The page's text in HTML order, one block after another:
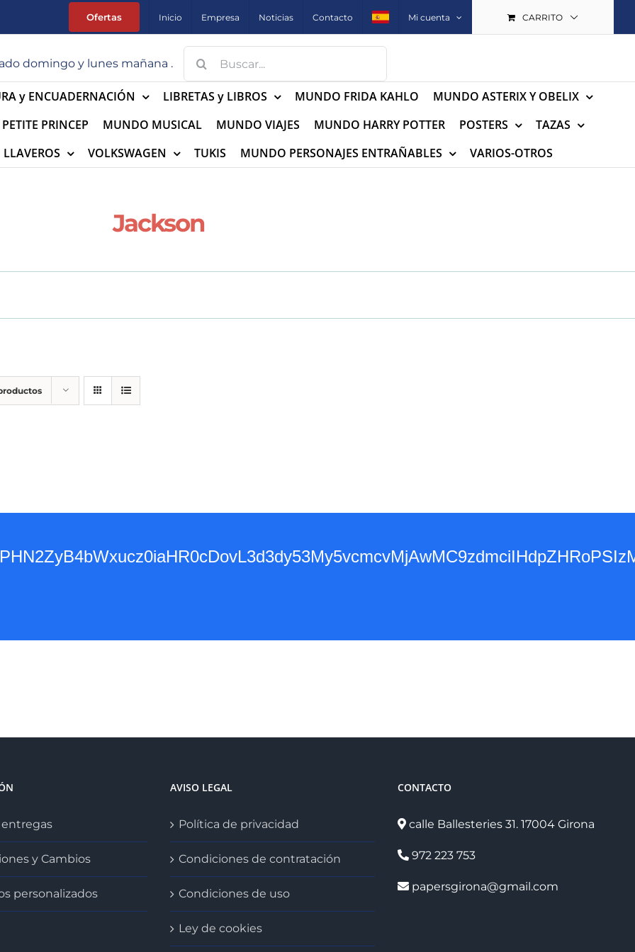
Ofertas Inicio Empresa Noticias Contacto Mi cuenta CARRITO
domingo y lunes mañana .
y ENCUADERNACIÓN LIBRETAS y LIBROS MUNDO FRIDA KAHLO
MUNDO ASTERIX Y OBELIX
PRINCEP MUNDO MUSICAL MUNDO VIAJES MUNDO HARRY POTTER POSTERS
TAZAS
LLAVEROS VOLKSWAGEN TUKIS MUNDO PERSONAJES ENTRAÑABLES VARIOS-OTROS
Jackson
entregas
y Cambios
personalizados
AVISO LEGAL
Política de privacidad
Condiciones de contratación
Condiciones de uso
Ley de cookies
CONTACTO
calle Ballesteries 31. 17004 Girona
972 223 753
papersgirona@gmail.com